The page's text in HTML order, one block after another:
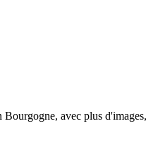
avec plus